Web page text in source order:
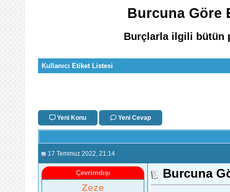
Burcuna Göre
Burçlarla ilgili bütün
Kullanıcı Etiket Listesi
Yeni Konu Yeni Cevap
17 Temmuz 2022 , 21:14
Çevrimdışı
Zeze
Burcuna